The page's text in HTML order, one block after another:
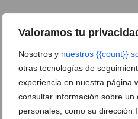
Valoramos tu
Nosotros y nuestros {{count}}
otras tecnologías de
experiencia en nuestra página
consultar información sobre
personales, como su dirección